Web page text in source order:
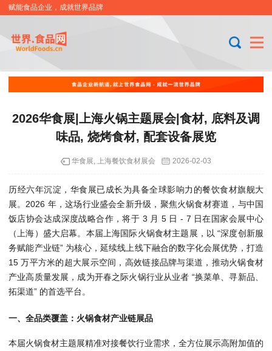
赋能食品企业，成就世界品牌
2026华食展|上海火锅主题展会|食材, 底料及调
味品, 烧烤食材, 配套设备展览
华食展, 上海餐饮食材展会 2026-02-03
历经六年沉淀，华食展已成长为具备全球影响力的餐饮食材旗舰大
展。2026 年，这场行业盛会全新升级，聚焦火锅食材赛道，与中国
饭店协会达成深度战略合作，将于 3 月 5 日 - 7 日在国家会展中心
（上海）盛大启幕。本届上海国际火锅食材主题展，以 “深度创新服
务赋能产业链” 为核心，延续线上线下融合的数字化会展优势，打造
15 万平方米的超大展示空间，高效链接品牌与渠道，推动火锅食材
产业高质量发展，成为开春之际火锅行业从业者 “换菜单、寻新品、
拓渠道” 的首选平台。
一、全品类覆盖：火锅食材产业链展品
本届火锅食材主题展精准对接餐饮行业需求，全方位展示高附加值的